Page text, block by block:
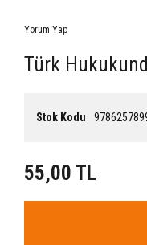
Yorum Yap
Türk
Stok Kodu
55,00 TL